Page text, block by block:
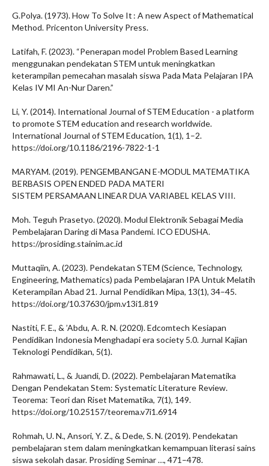
G.Polya. (1973). How To Solve It : A new Aspect of Mathematical
Method. Pricenton University Press.
Latifah, F. (2023). “Penerapan model Problem Based Learning
menggunakan pendekatan STEM untuk meningkatkan
keterampilan pemecahan masalah siswa Pada Mata Pelajaran IPA
Kelas IV MI An-Nur Daren.”
Li, Y. (2014). International Journal of STEM Education - a platform
to promote STEM education and research worldwide.
International Journal of STEM Education, 1(1), 1–2.
https://doi.org/10.1186/2196-7822-1-1
MARYAM. (2019). PENGEMBANGAN E-MODUL MATEMATIKA
BERBASIS OPEN ENDED PADA MATERI
SISTEM PERSAMAAN LINEAR DUA VARIABEL KELAS VIII.
Moh. Teguh Prasetyo. (2020). Modul Elektronik Sebagai Media
Pembelajaran Daring di Masa Pandemi. ICO EDUSHA.
https://prosiding.stainim.ac.id
Muttaqiin, A. (2023). Pendekatan STEM (Science, Technology,
Engineering, Mathematics) pada Pembelajaran IPA Untuk Melatih
Keterampilan Abad 21. Jurnal Pendidikan Mipa, 13(1), 34–45.
https://doi.org/10.37630/jpm.v13i1.819
Nastiti, F. E., & ’Abdu, A. R. N. (2020). Edcomtech Kesiapan
Pendidikan Indonesia Menghadapi era society 5.0. Jurnal Kajian
Teknologi Pendidikan, 5(1).
Rahmawati, L., & Juandi, D. (2022). Pembelajaran Matematika
Dengan Pendekatan Stem: Systematic Literature Review.
Teorema: Teori dan Riset Matematika, 7(1), 149.
https://doi.org/10.25157/teorema.v7i1.6914
Rohmah, U. N., Ansori, Y. Z., & Dede, S. N. (2019). Pendekatan
pembelajaran stem dalam meningkatkan kemampuan literasi sains
siswa sekolah dasar. Prosiding Seminar …, 471–478.